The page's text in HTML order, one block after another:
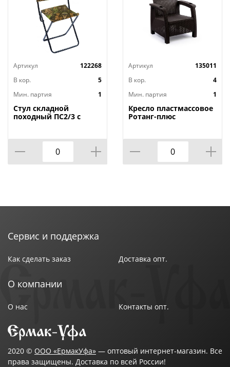
Артикул
122268
В кор.
5
Мин. партия
1
Стул складной
походный ПС2/3 с
Артикул
135011
В кор.
4
Мин. партия
1
Кресло пластмассовое
Ротанг-плюс
Альтернатива, м8839,
1/1
Сервис и поддержка
Как сделать заказ Доставка опт.
О компании
О нас Контакты опт.
2020 © ООО «ЕрмакУфа» — оптовый интернет-магазин. Все
права защищены. Доставка по всей России!